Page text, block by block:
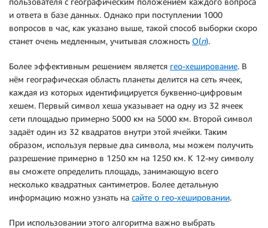
и ответа в базе данных. Однако при поступлении 1000
вопросов в час, как указано выше, такой способ выборки скоро
станет очень медленным, учитывая сложность O(n).
Более эффективным решением является гео-хеширование. В
нём географическая область планеты делится на сеть ячеек,
каждая из которых идентифицируется буквенно-цифровым
хешем. Первый символ хеша указывает на одну из 32 ячеек
сети площадью примерно 5000 км на 5000 км. Второй символ
задаёт один из 32 квадратов внутри этой ячейки. Таким
образом, используя первые два символа, мы можем получить
разрешение примерно в 1250 км на 1250 км. К 12-му символу
вы сможете определить площадь, занимающую всего
несколько квадратных сантиметров. Более детальную
информацию можно узнать на сайте о гео-хешировании.
При использовании этого алгоритма важно выбрать